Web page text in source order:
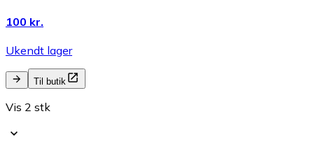
100 kr.
Ukendt lager
Til butik
Vis 2 stk